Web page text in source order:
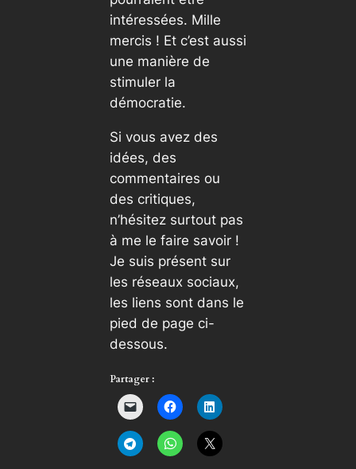
intéressées. Mille
mercis ! Et c’est aussi
une manière de
stimuler la
démocratie.
Si vous avez des
idées, des
commentaires ou
des critiques,
n’hésitez surtout pas
à me le faire savoir !
Je suis présent sur
les réseaux sociaux,
les liens sont dans le
pied de page ci-
dessous.
Partager :